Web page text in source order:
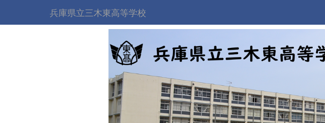
兵庫県立三木東高等学校